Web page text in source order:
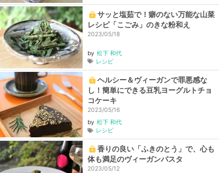
サッと塩茹で！癖のない万能な山菜
レシピ「こごみ」のきな粉和え
2023/05/18
by 松下 和代
レシピ
ヘルシー＆ヴィーガンで罪悪感な
し！簡単にできる豆乳ヨーグルトチョ
コケーキ
2023/05/16
by 松下 和代
レシピ
香りの良い「ふきのとう」で、心も
体も満足のヴィーガンパスタ
2023/05/12